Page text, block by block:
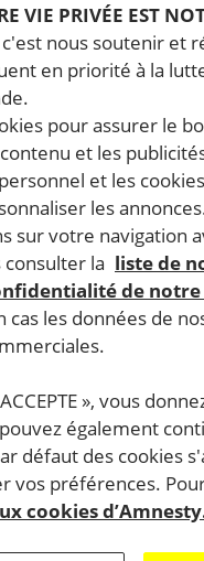
VIE PRIVÉE EST
nous soutenir et
en priorité à la
pour assurer le
et les
et les
les
sur votre navigation
la liste de
de notre
cas les données de
», vous
également
défaut des cookies
préférences.
cookies